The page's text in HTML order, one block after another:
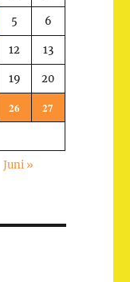
5 6
12 13
19 20
26
27
Juni »